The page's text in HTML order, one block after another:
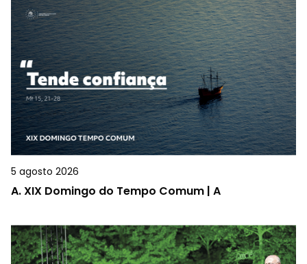
5 agosto 2026
A.XIX Domingo do Tempo Comum | A